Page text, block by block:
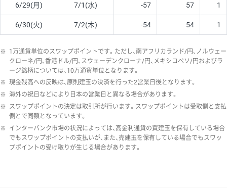
6/29(月) 7/1(水) -57 57 1
6/30(火) 7/2(木) -54 54 1
※ 1万通貨単位のスワップポイントです。ただし、南アフリカランド/円、ノルウェー
クローネ/円、香港ドル/円、スウェーデンクローナ/円、メキシコペソ/円およびラ
ージ銘柄については、10万通貨単位となります。
※ 現金残高への反映は、原則建玉の決済を行った2営業日後となります。
※ 海外の祝日などにより日本の営業日と異なる場合があります。
※ スワップポイントの決定は取引所が行います。スワップポイントは受取側と支払
側とで同額となっています。
※ インターバンク市場の状況によっては、高金利通貨の買建玉を保有している場合
でもスワップポイントの支払いが、また、売建玉を保有している場合でもスワッ
プポイントの受け取りが生じる場合があります。